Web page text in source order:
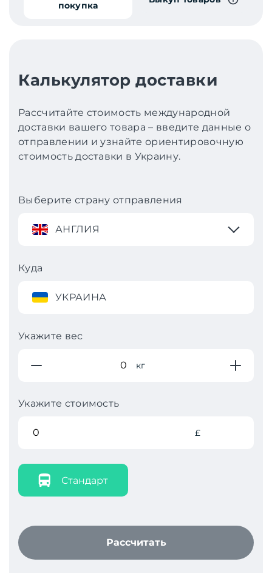
покупка
Калькулятор доставки
Рассчитайте стоимость международной
доставки вашего товара – введите данные о
отправлении и узнайте ориентировочную
стоимость доставки в Украину.
Выберите страну отправления
АНГЛИЯ
Куда
УКРАИНА
Укажите вес
кг
Укажите стоимость
£
Стандарт
Рассчитать